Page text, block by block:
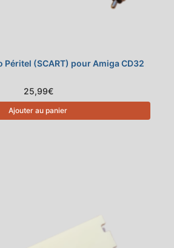
Péritel (SCART) pour Amiga CD32
25,99€
Ajouter au panier